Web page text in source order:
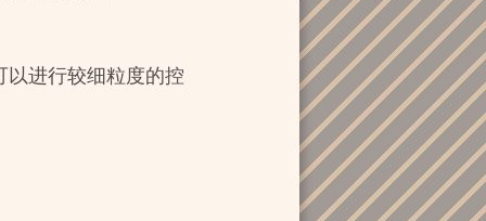
以进行较细粒度的控